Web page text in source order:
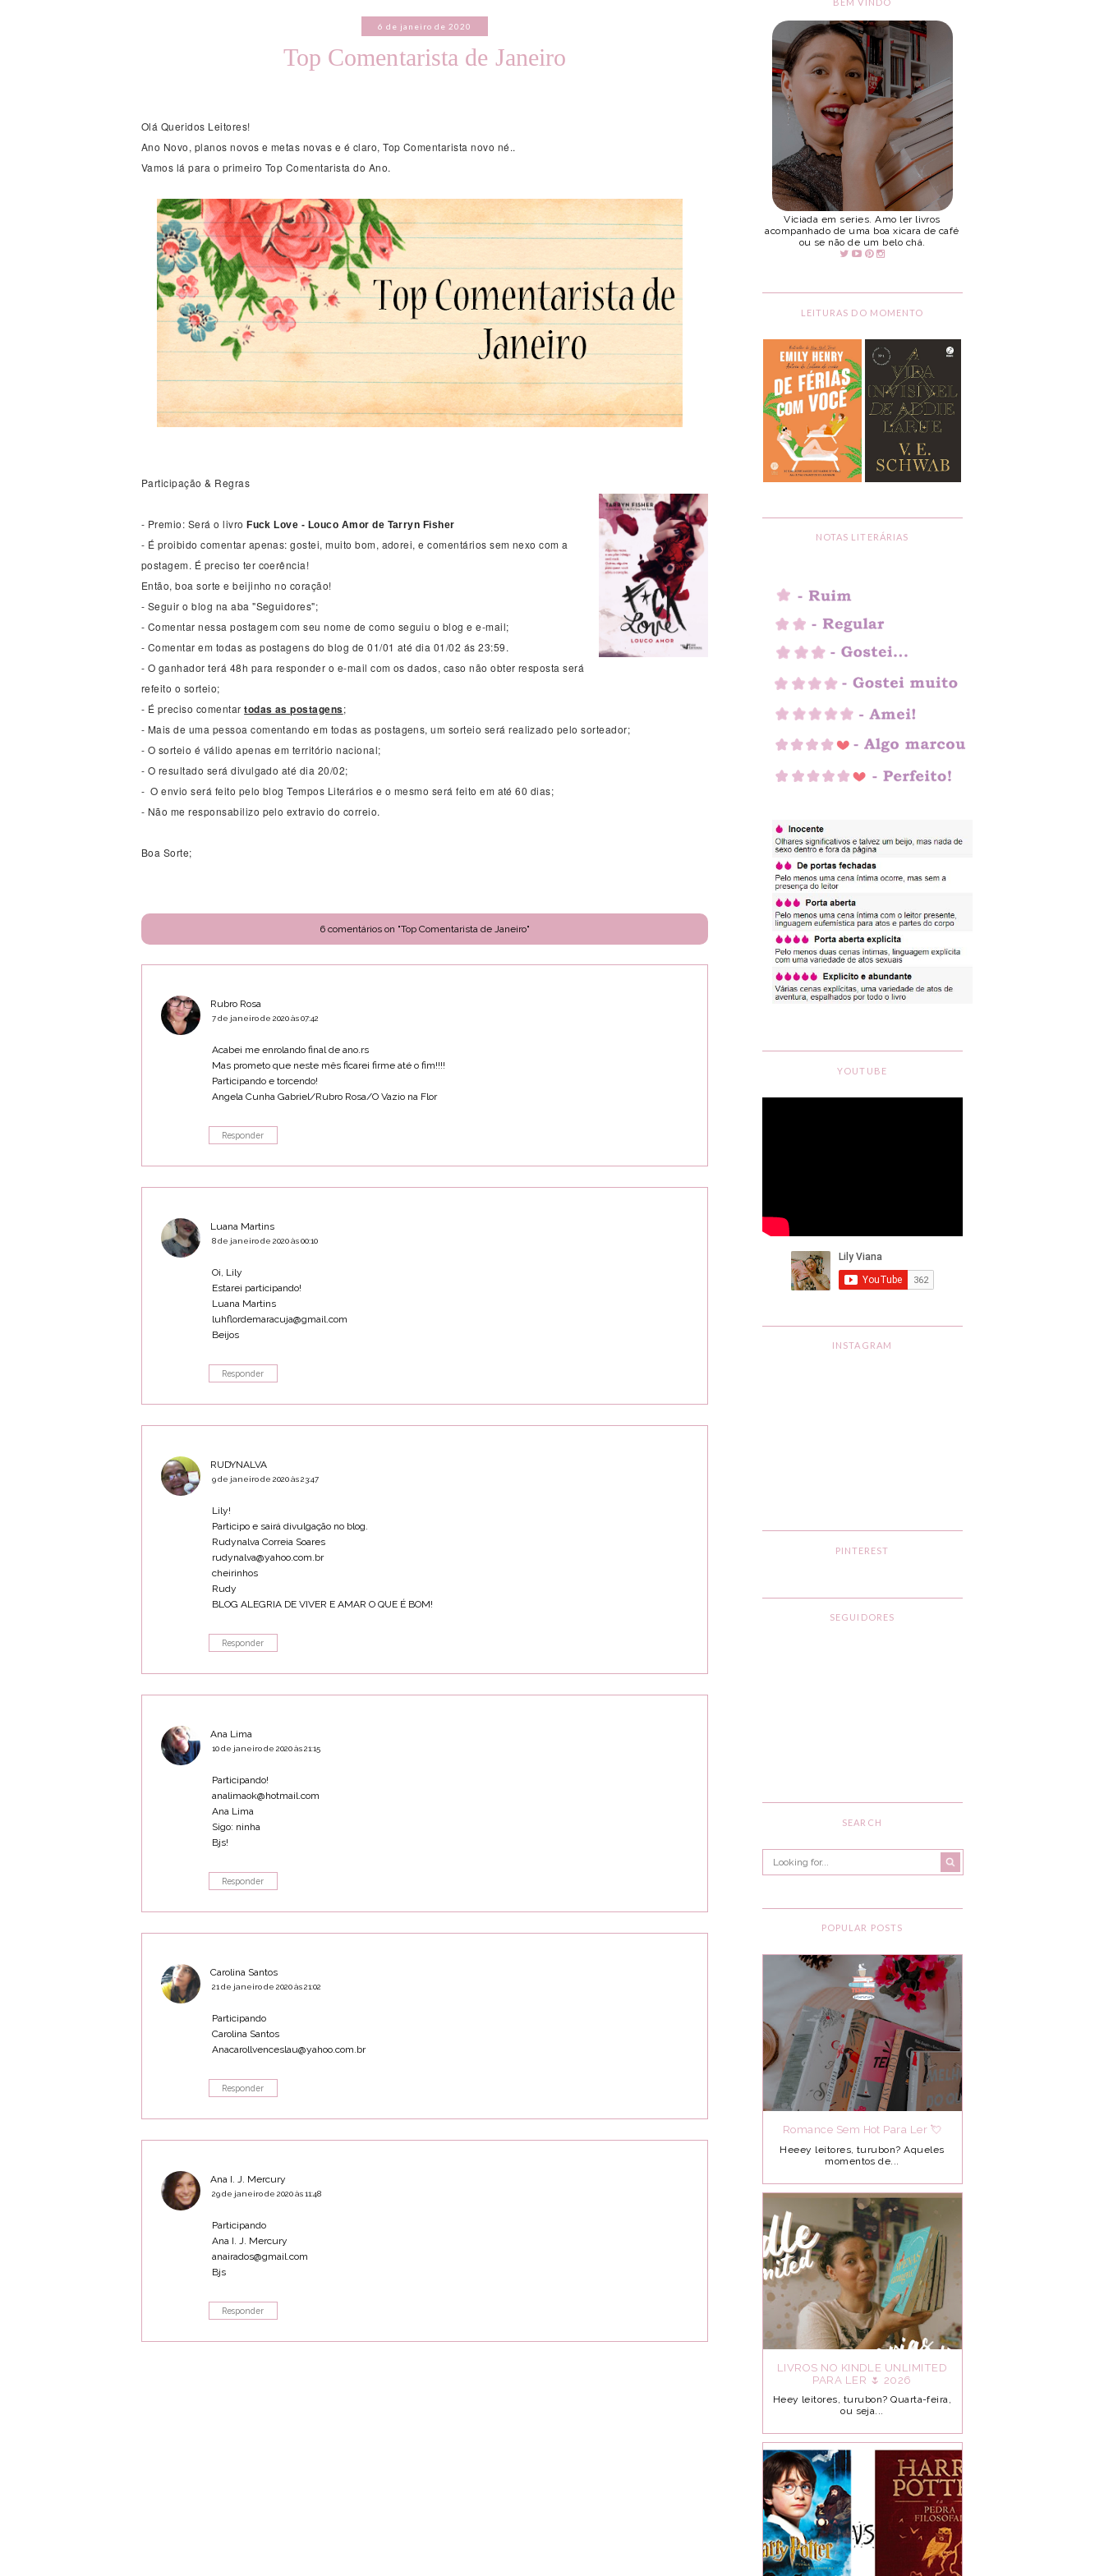
6 de janeiro de 2020
Top Comentarista de Janeiro
Olá Queridos Leitores!
Ano Novo, planos novos e metas novas e é claro, Top Comentarista novo né..
Vamos lá para o primeiro Top Comentarista do Ano.
Participação & Regras
- Premio: Será o livroFuck Love - Louco Amor de Tarryn Fisher
- É proibido comentar apenas: gostei, muito bom, adorei, e comentários sem nexo com a
postagem. É preciso ter coerência!
Então, boa sorte e beijinho no coração!
- Seguir o blog na aba "Seguidores";
- Comentar nessa postagem com seu nome de como seguiu o blog e e-mail;
- Comentar em todas as postagens do blog de 01/01 até dia 01/02 ás 23:59.
- O ganhador terá 48h para responder o e-mail com os dados, caso não obter resposta será
refeito o sorteio;
- É preciso comentartodas as postagens;
- Mais de uma pessoa comentando em todas as postagens, um sorteio será realizado pelo sorteador;
- O sorteio é válido apenas em território nacional;
- O resultado será divulgado até dia 20/02;
- O envio será feito pelo blog Tempos Literários e o mesmo será feito em até 60 dias;
- Não me responsabilizo pelo extravio do correio.
Boa Sorte;
6 comentários on "Top Comentarista de Janeiro"
Rubro Rosa
7 de janeiro de 2020 às 07:42
Acabei me enrolando final de ano.rs
Mas prometo que neste mês ficarei firme até o fim!!!!
Participando e torcendo!
Angela Cunha Gabriel/Rubro Rosa/O Vazio na Flor
Responder
Luana Martins
8 de janeiro de 2020 às 00:10
Oi, Lily
Estarei participando!
Luana Martins
luhflordemaracuja@gmail.com
Beijos
Responder
RUDYNALVA
9 de janeiro de 2020 às 23:47
Lily!
Participo e sairá divulgação no blog.
Rudynalva Correia Soares
rudynalva@yahoo.com.br
cheirinhos
Rudy
BLOG ALEGRIA DE VIVER E AMAR O QUE É BOM!
Responder
Ana Lima
10 de janeiro de 2020 às 21:15
Participando!
analimaok@hotmail.com
Ana Lima
Sigo: ninha
Bjs!
Responder
Carolina Santos
21 de janeiro de 2020 às 21:02
Participando
Carolina Santos
Anacarollvenceslau@yahoo.com.br
Responder
Ana I. J. Mercury
29 de janeiro de 2020 às 11:48
Participando
Ana I. J. Mercury
anairados@gmail.com
Bjs
Responder
Viciada em series. Amo ler livros
acompanhado de uma boa xicara de café
ou se não de um belo chá.
LEITURAS DO MOMENTO
NOTAS LITERÁRIAS
YOUTUBE
INSTAGRAM
PINTEREST
SEGUIDORES
SEARCH
POPULAR POSTS
Romance Sem Hot Para Ler 💘
Heeey leitores, turubon? Aqueles
momentos de...
LIVROS NO KINDLE UNLIMITED
PARA LER 🌷 2026
Heey leitores, turubon? Quarta-feira,
ou seja...